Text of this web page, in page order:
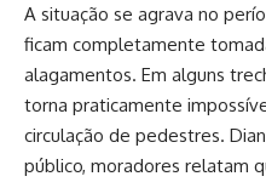
A situação se agrava no
ficam completamente
alagamentos. Em alguns
torna praticamente
circulação de pedestres.
público, moradores relatam